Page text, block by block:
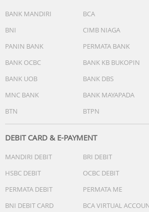
BANK MANDIRI BCA
BNI
CIMB NIAGA
PANIN BANK
PERMATA BANK
BANK OCBC
BANK KB BUKOPIN
BANK UOB
BANK DBS
MNC BANK
BANK MAYAPADA
BTN
BTPN
DEBIT CARD & E-PAYMENT
MANDIRI DEBIT BRI DEBIT
HSBC DEBIT
OCBC DEBIT
PERMATA DEBIT
PERMATA ME
BNI DEBIT CARD
BCA VIRTUAL